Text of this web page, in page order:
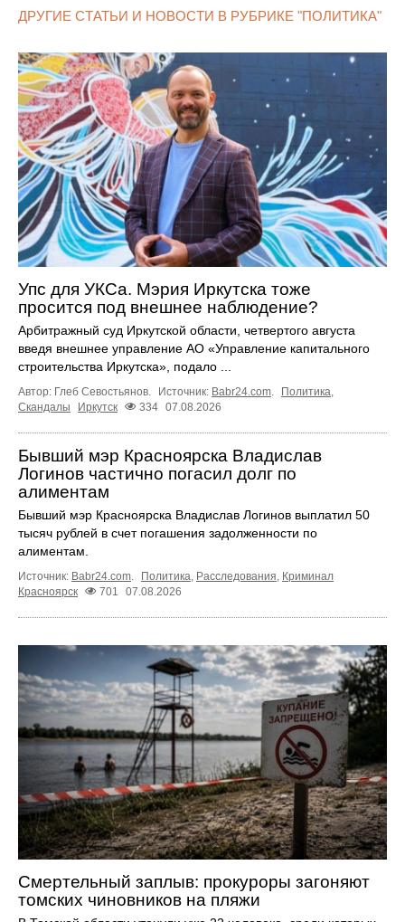
ДРУГИЕ СТАТЬИ И НОВОСТИ В РУБРИКЕ "ПОЛИТИКА"
Упс для УКСа. Мэрия Иркутска тоже
просится под внешнее наблюдение?
Арбитражный суд Иркутской области, четвертого августа
введя внешнее управление АО «Управление капитального
строительства Иркутска», подало ...
Автор: Глеб Севостьянов. Источник: Babr24.com. Политика,
Скандалы
Иркутск 334 07.08.2026
Бывший мэр Красноярска Владислав
Логинов частично погасил долг по
алиментам
Бывший мэр Красноярска Владислав Логинов выплатил 50
тысяч рублей в счет погашения задолженности по
алиментам.
Источник: Babr24.com. Политика, Расследования, Криминал
Красноярск
701 07.08.2026
Смертельный заплыв: прокуроры загоняют
томских чиновников на пляжи